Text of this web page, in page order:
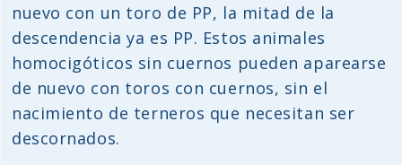
nuevo con un toro de PP, la mitad de la
descendencia ya es PP. Estos animales
homocigóticos sin cuernos pueden aparearse
de nuevo con toros con cuernos, sin el
nacimiento de terneros que necesitan ser
descornados.